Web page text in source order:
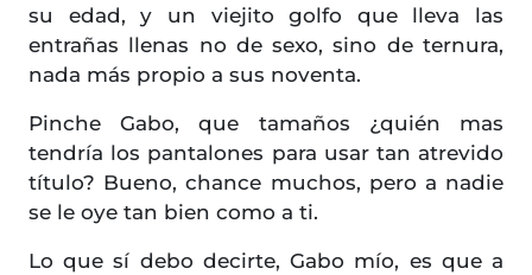
su edad, y un viejito golfo que lleva las
entrañas llenas no de sexo, sino de ternura,
nada más propio a sus noventa.
Pinche Gabo, que tamaños ¿quién mas
tendría los pantalones para usar tan atrevido
título? Bueno, chance muchos, pero a nadie
se le oye tan bien como a ti.
Lo que sí debo decirte, Gabo mío, es que a